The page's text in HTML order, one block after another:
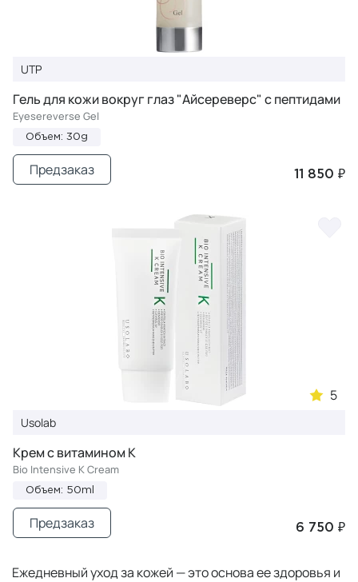
UTP
Гель для кожи вокруг глаз "Айсереверс" с пептидами
Eyesereverse Gel
Объем: 30g
11 850 ₽
Предзаказ
5
Usolab
Крем с витамином К
Bio Intensive К Cream
Объем: 50ml
6 750 ₽
Предзаказ
Ежедневный уход за кожей — это основа ее здоровья и